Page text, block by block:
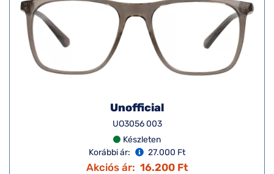
Unofficial
UO3056 003
Készleten
Korábbi ár:
27.000 Ft
Akciós ár: 16.200 Ft